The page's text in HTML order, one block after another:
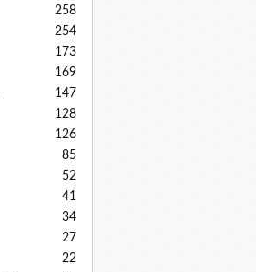
258
254
173
169
147
128
126
85
52
41
34
27
22